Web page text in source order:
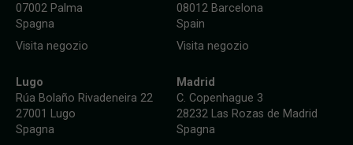
07002 Palma
Spagna
Visita negozio
08012 Barcelona
Spain
Visita negozio
Lugo
Rúa Bolaño Rivadeneira 22
27001 Lugo
Spagna
Madrid
C. Copenhague 3
28232 Las Rozas de Madrid
Spagna